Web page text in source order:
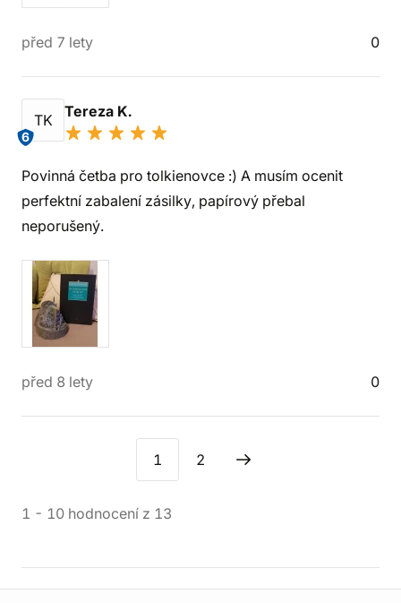
před 7 lety 0
TK
6
Tereza K.
Povinná četba pro tolkienovce :) A musím ocenit
perfektní zabalení zásilky, papírový přebal
neporušený.
před 8 lety 0
1 2
1 - 10 hodnocení z 13